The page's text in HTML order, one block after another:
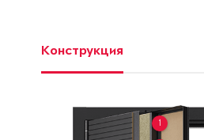
Конструкция
1